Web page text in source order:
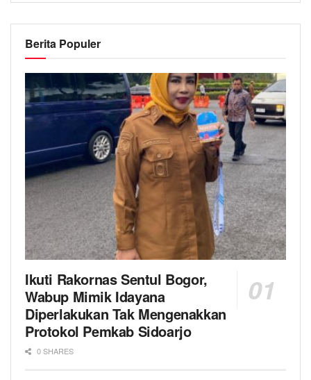
Berita Populer
Ikuti Rakornas Sentul Bogor,
Wabup Mimik Idayana
Diperlakukan Tak Mengenakkan
Protokol Pemkab Sidoarjo
0 SHARES